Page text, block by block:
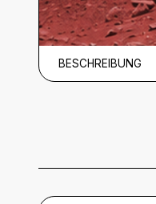
BESCHREIBUNG